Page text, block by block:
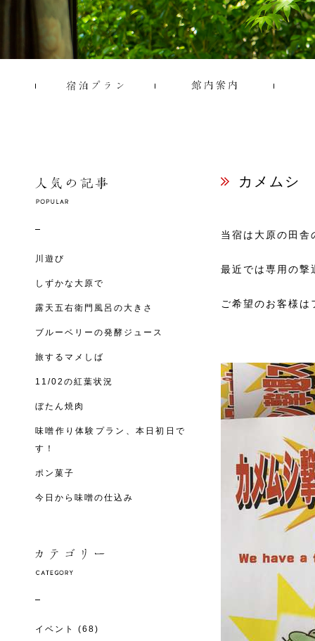
川遊び
しずかな大原で
露天五右衛門風呂の大きさ
ブルーベリーの発酵ジュース
旅するマメしば
11/02の紅葉状況
ぼたん焼肉
味噌作り体験プラン、本日初日で
す！
ポン菓子
今日から味噌の仕込み
イベント
(68)
カメムシ
当宿は大原の田
最近では専用の撃
ご希望のお客様